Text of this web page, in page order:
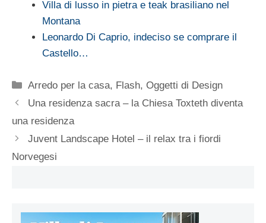
Villa di lusso in pietra e teak brasiliano nel
Montana
Leonardo Di Caprio, indeciso se comprare il
Castello…
Categorie
Arredo per la casa, Flash,Oggetti di Design
Una residenza sacra – la Chiesa Toxteth diventa
una residenza
Juvent Landscape Hotel – il relax tra i fiordi
Norvegesi